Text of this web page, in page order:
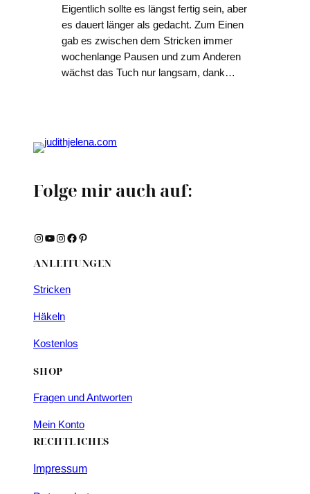
Eigentlich sollte es längst fertig sein, aber
es dauert länger als gedacht. Zum Einen
gab es zwischen dem Stricken immer
wochenlange Pausen und zum Anderen
wächst das Tuch nur langsam, dank…
Folge mir auch auf:
Instagram YouTube Instagram Facebook Pinterest
ANLEITUNGEN
Stricken
Häkeln
Kostenlos
SHOP
Fragen und Antworten
Mein Konto
RECHTLICHES
Impressum